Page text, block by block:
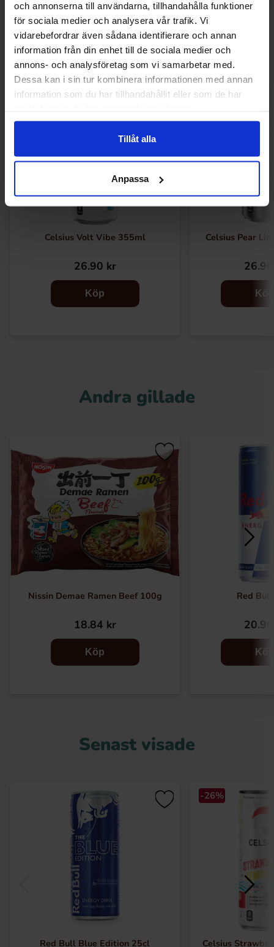
och annonserna till användarna, tillhandahålla funktioner
för sociala medier och analysera vår trafik. Vi
vidarebefordrar även sådana identifierare och annan
information från din enhet till de sociala medier och
annons- och analysföretag som vi samarbetar med.
Dessa kan i sin tur kombinera informationen med annan
information som du har tillhandahållit eller som de har
Tillåt alla
Anpassa
Relaterade produkter
Celsius Volt Vibe 355ml
26.90 kr
Köp
Celsius Pear
Köp
Andra gillade
Nissin Demae Ramen Beef 100g
18.84 kr
Köp
Red
Köp
Senast visade
Red Bull Blue Edition 25cl
-26%
Celsius